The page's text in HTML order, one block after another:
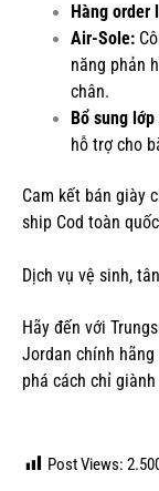
Hàng
Air-Sole:
năng phản
chân.
Bổ sung
hỗ trợ cho
Cam kết bán giày
ship Cod toàn quốc
Dịch vụ vệ sinh,
Hãy đến với
Jordan chính hãng
phá cách chỉ
Post Views: